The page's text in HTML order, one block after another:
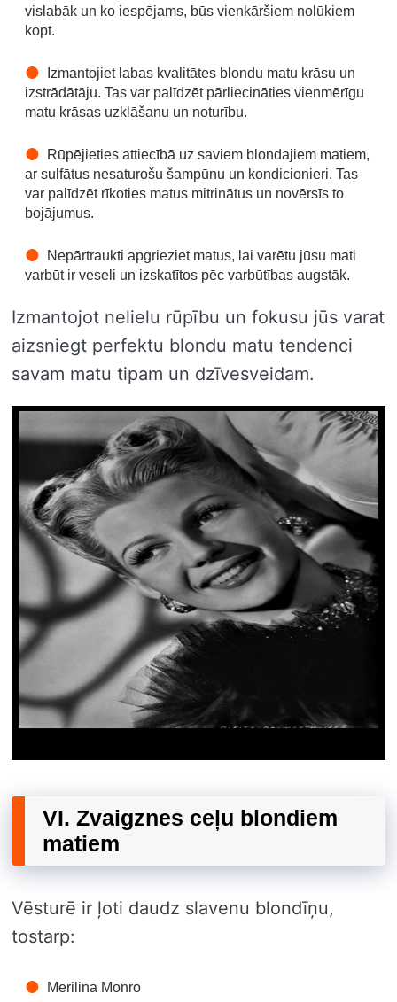
vislabāk un ko iespējams, būs vienkāršiem nolūkiem
kopt.
Izmantojiet labas kvalitātes blondu matu krāsu un
izstrādātāju. Tas var palīdzēt pārliecināties vienmērīgu
matu krāsas uzklāšanu un noturību.
Rūpējieties attiecībā uz saviem blondajiem matiem,
ar sulfātus nesaturošu šampūnu un kondicionieri. Tas
var palīdzēt rīkoties matus mitrinātus un novērsīs to
bojājumus.
Nepārtraukti apgrieziet matus, lai varētu jūsu mati
varbūt ir veseli un izskatītos pēc varbūtības augstāk.
Izmantojot nelielu rūpību un fokusu jūs varat
aizsniegt perfektu blondu matu tendenci
savam matu tipam un dzīvesveidam.
VI. Zvaigznes ceļu blondiem
matiem
Vēsturē ir ļoti daudz slavenu blondīņu,
tostarp:
Merilina Monro